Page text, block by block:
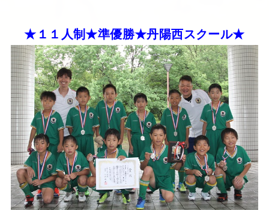
★１１人制★準優勝★丹陽西スクール★